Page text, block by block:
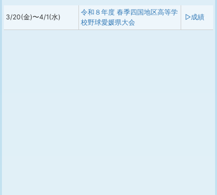
3/20(金)〜4/1(水)
令和８年度 春季四国地区高等学
校野球愛媛県大会
▷成績